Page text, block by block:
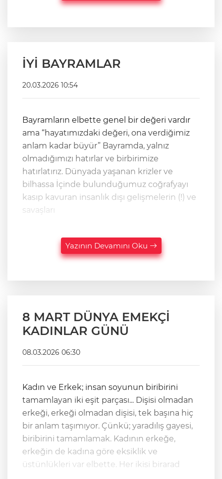
İYİ BAYRAMLAR
20.03.2026 10:54
Bayramların elbette genel bir değeri vardır
ama “hayatımızdaki değeri, ona verdiğimiz
anlam kadar büyür” Bayramda, yalnız
olmadığımızı hatırlar ve birbirimize
hatırlatırız. Dünyada yaşanan krizler ve
bilhassa İçinde bulunduğumuz coğrafyayı
kasıp kavuran insanlık dışı gelişmelerin (!) ve
savaşları
Yazının Devamını Oku
8 MART DÜNYA EMEKÇİ
KADINLAR GÜNÜ
08.03.2026 06:30
Kadın ve Erkek; insan soyunun biribirini
tamamlayan iki eşit parçası... Dişisi olmadan
erkeği, erkeği olmadan dişisi, tek başına hiç
bir anlam taşımıyor. Çünkü; yaradılış gayesi,
biribirini tamamlamak. Kadının erkeğe,
erkeğin de kadına göre eksiklik ve
üstünlükleri var elbette. Her ikisi birarad